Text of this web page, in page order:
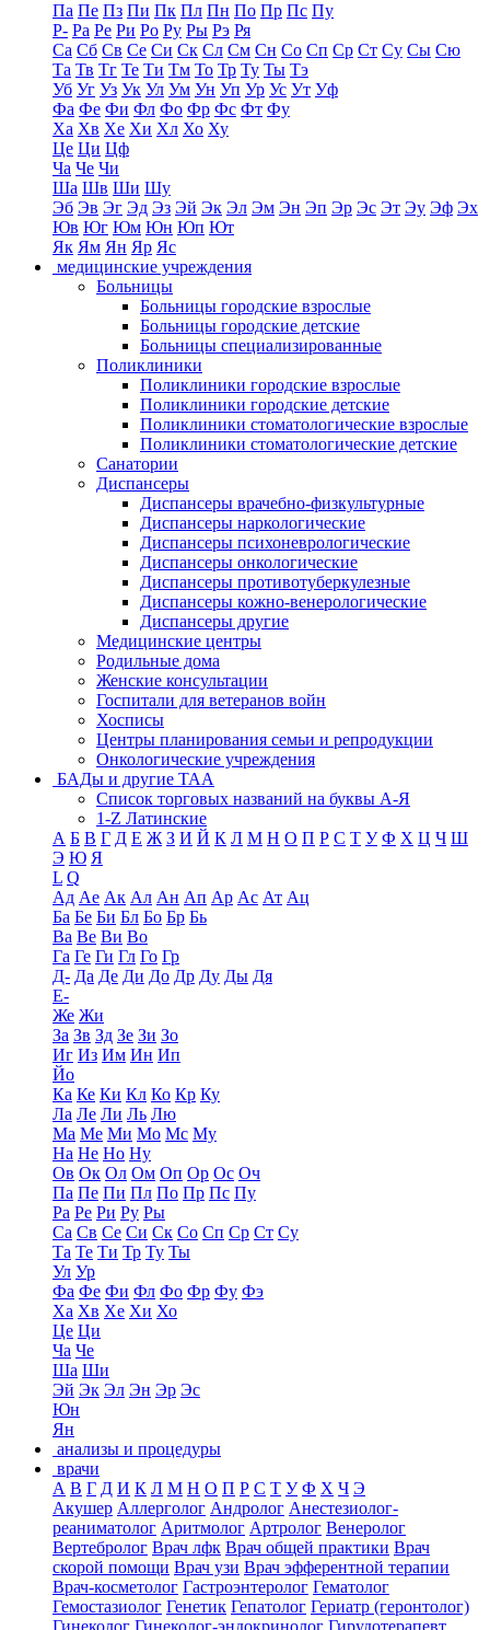
Па Пе Пз Пи Пк Пл Пн По Пр Пс Пу
Р- Ра Ре Ри Ро Ру Ры Рэ Ря
Са Сб Св Се Си Ск Сл См Сн Со Сп Ср Ст Су Сы Сю
Та Тв Тг Те Ти Тм То Тр Ту Ты Тэ
Уб Уг Уз Ук Ул Ум Ун Уп Ур Ус Ут Уф
Фа Фе Фи Фл Фо Фр Фс Фт Фу
Ха Хв Хе Хи Хл Хо Ху
Це Ци Цф
Ча Че Чи
Ша Шв Ши Шу
Эб Эв Эг Эд Эз Эй Эк Эл Эм Эн Эп Эр Эс Эт Эу Эф Эх
Юв Юг Юм Юн Юп Ют
Як Ям Ян Яр Яс
медицинские учреждения
Больницы
Больницы городские взрослые
Больницы городские детские
Больницы специализированные
Поликлиники
Поликлиники городские взрослые
Поликлиники городские детские
Поликлиники стоматологические взрослые
Поликлиники стоматологические детские
Санатории
Диспансеры
Диспансеры врачебно-физкультурные
Диспансеры наркологические
Диспансеры психоневрологические
Диспансеры онкологические
Диспансеры противотуберкулезные
Диспансеры кожно-венерологические
Диспансеры другие
Медицинские центры
Родильные дома
Женские консультации
Госпитали для ветеранов войн
Хосписы
Центры планирования семьи и репродукции
Онкологические учреждения
БАДы и другие ТАА
Список торговых названий на буквы А-Я
1-Z Латинские
А Б В Г Д Е Ж З И Й К Л М Н О П Р С Т У Ф Х Ц Ч Ш
Э Ю Я
L Q
Ад Ае Ак Ал Ан Ап Ар Ас Ат Ац
Ба Бе Би Бл Бо Бр Бь
Ва Ве Ви Во
Га Ге Ги Гл Го Гр
Д- Да Де Ди До Др Ду Ды Дя
Е-
Же Жи
За Зв Зд Зе Зи Зо
Иг Из Им Ин Ип
Йо
Ка Ке Ки Кл Ко Кр Ку
Ла Ле Ли Ль Лю
Ма Ме Ми Мо Мс Му
На Не Но Ну
Ов Ок Ол Ом Оп Ор Ос Оч
Па Пе Пи Пл По Пр Пс Пу
Ра Ре Ри Ру Ры
Са Св Се Си Ск Со Сп Ср Ст Су
Та Те Ти Тр Ту Ты
Ул Ур
Фа Фе Фи Фл Фо Фр Фу Фэ
Ха Хв Хе Хи Хо
Це Ци
Ча Че
Ша Ши
Эй Эк Эл Эн Эр Эс
Юн
Ян
анализы и процедуры
врачи
А В Г Д И К Л М Н О П Р С Т У Ф Х Ч Э
Акушер Аллерголог Андролог Анестезиолог-
реаниматолог Аритмолог Артролог Венеролог
Вертебролог Врач лфк Врач общей практики Врач
скорой помощи Врач узи Врач эфферентной терапии
Врач-косметолог Гастроэнтеролог Гематолог
Гемостазиолог Генетик Гепатолог Гериатр (геронтолог)
Гинеколог Гинеколог-эндокринолог Гирудотерапевт